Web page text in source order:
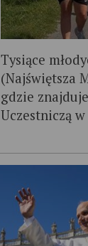
Tysiące
(Najświętsza
gdzie
Uczestniczą